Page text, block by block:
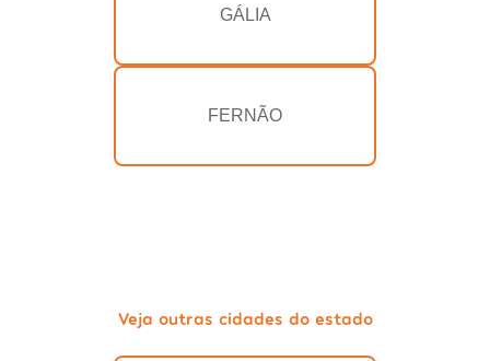
GÁLIA
FERNÃO
Veja outras cidades do estado